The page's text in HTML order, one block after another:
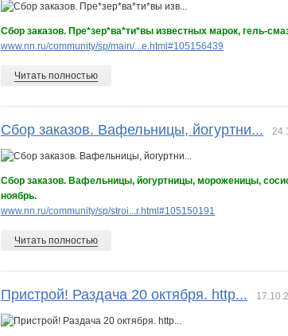
Сбор заказов. Пре*зер*ва*ти*вы известных марок, гель-
www.nn.ru/community/sp/main/...e.html#105156439
Читать полностью
Сбор заказов. Вафельницы, йогуртни...
Сбор заказов. Вафельницы, йогуртницы, мороженицы,
ноябрь.
www.nn.ru/community/sp/stroi...r.html#105150191
Читать полностью
Пристрой! Раздача 20 октября. http...